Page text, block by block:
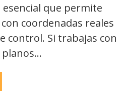
esencial que permite
coordenadas reales
control. Si trabajas con
planos…